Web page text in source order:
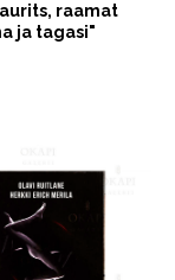
raamat
ja tagasi"